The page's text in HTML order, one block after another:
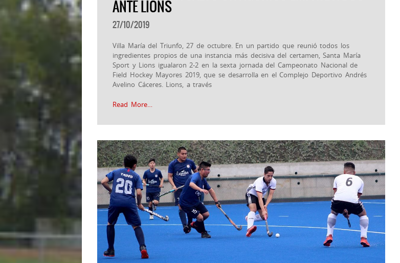
ANTE LIONS
27/10/2019
Villa María del Triunfo, 27 de octubre. En un partido que reunió todos los
ingredientes propios de una instancia más decisiva del certamen, Santa María
Sport y Lions igualaron 2-2 en la sexta jornada del Campeonato Nacional de
Field Hockey Mayores 2019, que se desarrolla en el Complejo Deportivo Andrés
Avelino Cáceres. Lions, a través
Read More…